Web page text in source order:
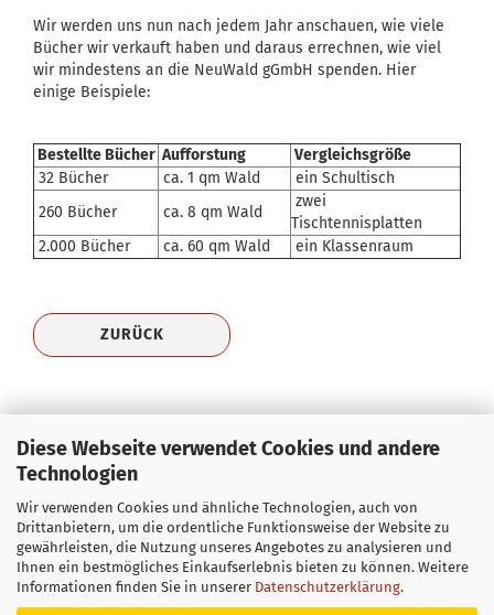
Diese Webseite verwendet Cookies und andere
Technologien
Wir verwenden Cookies und ähnliche Technologien, auch von
Drittanbietern, um die ordentliche Funktionsweise der Website zu
gewährleisten, die Nutzung unseres Angebotes zu analysieren und
Ihnen ein bestmögliches Einkaufserlebnis bieten zu können. Weitere
Informationen finden Sie in unserer Datenschutzerklärung.
Wir werden uns nun nach jedem Jahr anschauen, wie viele
Bücher wir verkauft haben und daraus errechnen, wie viel
wir mindestens an die NeuWald gGmbH spenden. Hier
einige Beispiele:
Bestellte Bücher Aufforstung
Vergleichsgröße
32 Bücher
ca. 1 qm Wald
ein Schultisch
260 Bücher
ca. 8 qm Wald
zwei
Tischtennisplatten
2.000 Bücher
ca. 60 qm Wald ein Klassenraum
ZURÜCK
Buchhandlung Soyka OHG
E-Mailinfo@soyka-berlin.de
Telefon +49 (0) 30 802 73 41
Impressum
Widerrufsrecht
Sitemap/AGB